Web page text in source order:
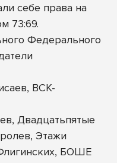
себе права на
73:69.
Федерального
ВСК-
Двадцатьпятые
Этажи
БОШЕ